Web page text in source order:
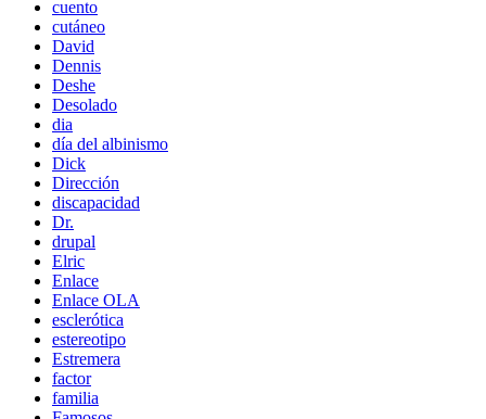
cuento
cutáneo
David
Dennis
Deshe
Desolado
dia
día del albinismo
Dick
Dirección
discapacidad
Dr.
drupal
Elric
Enlace
Enlace OLA
esclerótica
estereotipo
Estremera
factor
familia